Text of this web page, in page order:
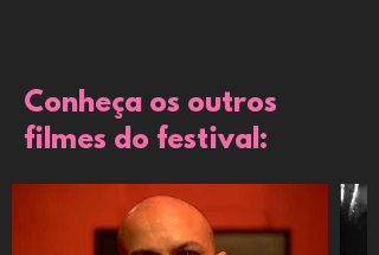
Conheça os outros
filmes do festival: